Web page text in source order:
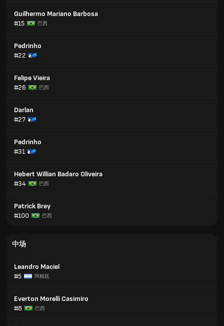
Guilhermo Mariano Barbosa
#15
巴西
Pedrinho
#22
Felipe Vieira
#26
巴西
Darlan
#27
Pedrinho
#31
Hebert Willian Badaro Oliveira
#34
巴西
Patrick Brey
#100
巴西
中场
Leandro Maciel
#5
阿根廷
Everton Morelli Casimiro
#8
巴西